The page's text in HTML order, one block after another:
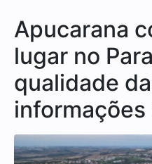
Apucarana
lugar no
qualidade